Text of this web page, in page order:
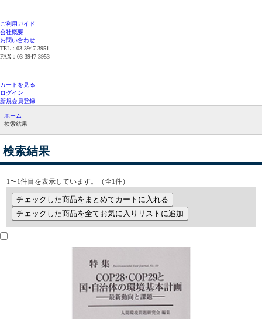
ご利用ガイド
会社概要
お問い合わせ
TEL：03-3947-3951
FAX：03-3947-3953
カートを見る
ログイン
新規会員登録
ホーム
検索結果
検索結果
1〜1件目を表示しています。（全1件）
チェックした商品をまとめてカートに入れる
チェックした商品を全てお気に入りリストに追加